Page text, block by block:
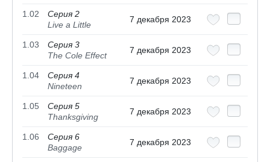
1.02
Серия 2
Live a Little
7 декабря 2023
1.03
Серия 3
The Cole Effect
7 декабря 2023
1.04
Серия 4
Nineteen
7 декабря 2023
1.05
Серия 5
Thanksgiving
7 декабря 2023
1.06
Серия 6
Baggage
7 декабря 2023